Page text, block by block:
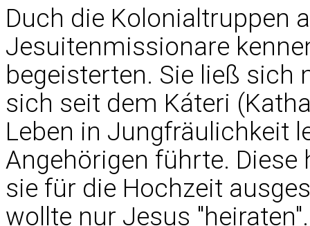
Duch die Kolonialtruppen
Jesuitenmissionare
begeisterten. Sie ließ
sich seit dem Káteri
Leben in Jungfräulichkeit
Angehörigen führte.
sie für die Hochzeit
wollte nur Jesus